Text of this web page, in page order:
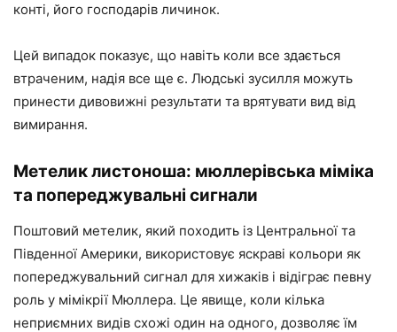
конті, його господарів личинок.
Цей випадок показує, що навіть коли все здається
втраченим, надія все ще є. Людські зусилля можуть
принести дивовижні результати та врятувати вид від
вимирання.
Метелик листоноша: мюллерівська міміка
та попереджувальні сигнали
Поштовий метелик, який походить із Центральної та
Південної Америки, використовує яскраві кольори як
попереджувальний сигнал для хижаків і відіграє певну
роль у мімікрії Мюллера. Це явище, коли кілька
неприємних видів схожі один на одного, дозволяє їм